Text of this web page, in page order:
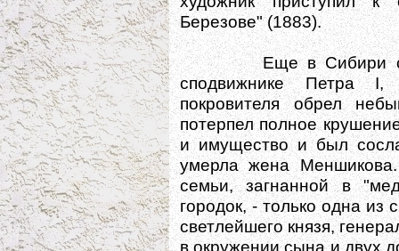
Березове" (1883).
Еще в Сибири
сподвижнике Петра I,
покровителя обрел
потерпел полное
и имущество и был
умерла жена
семьи, загнанной в
городок, - только одна
светлейшего князя,
в окружении сына и двух